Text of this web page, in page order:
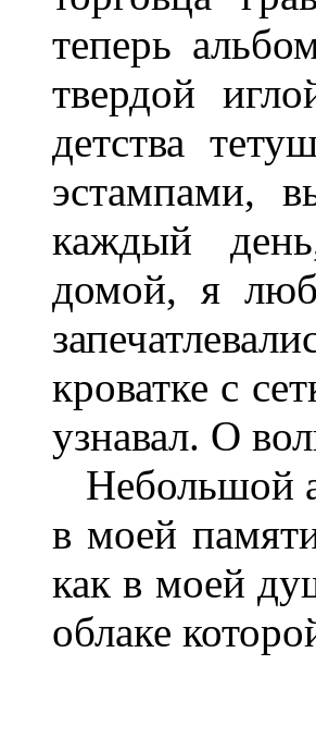
теперь
твердой
детства
эстампами,
каждый
домой, я
кроватке с
узнавал. О
Небольшой
в моей
как в моей
облаке